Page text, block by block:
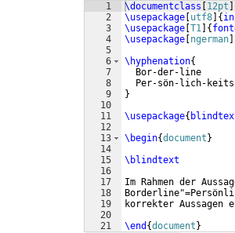
1
2
3
4
5
6
7
8
9
10
11
12
13
14
15
16
17
18
19
20
21
\documentclass 12pt
\usepackage utf8 {
\usepackage T1 {
\usepackage ngerman
\hyphenation{
  Bor-der-line
Per-sön-lich-
}
\usepackage{
\begin{document }
\blindtext
Im Rahmen der
korrekter Aussagen
\end {document }